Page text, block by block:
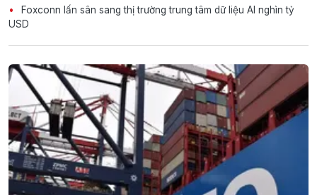
Foxconn lấn sân sang thị trường trung tâm dữ liệu AI nghìn tỷ
USD